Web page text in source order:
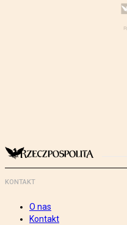
KONTAKT
O nas
Kontakt